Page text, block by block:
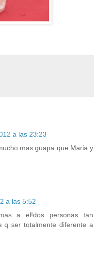
a las 23:23
mas guapa que Maria y
a las 5:52
a el!dos personas tan
q ser totalmente diferente a